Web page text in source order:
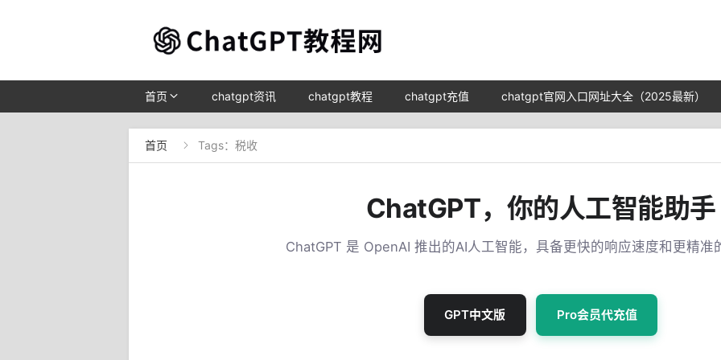
首页 chatgpt资讯 chatgpt教程 chatgpt充值 chatgpt官网入口网址大全（2025最新）
首页  Tags：税收
ChatGPT，你的人工智能助手
ChatGPT 是 OpenAI 推出的AI人工智能，具备更快的响应速度和更精准
GPT中文版 Pro会员代充值